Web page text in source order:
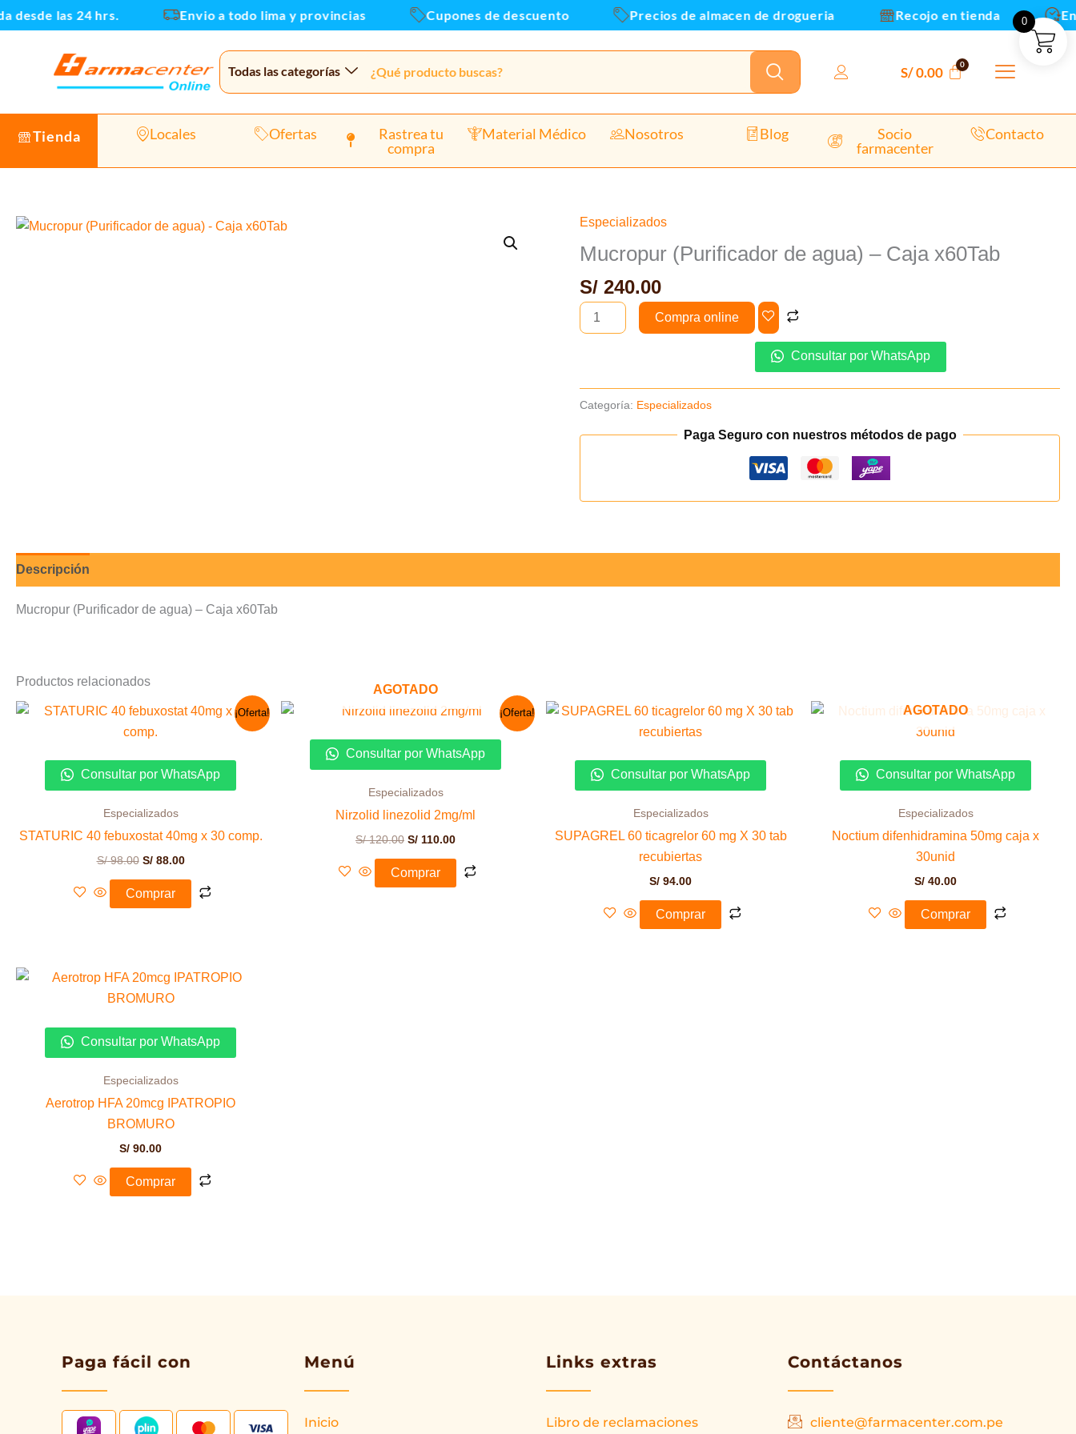
Ir
al
las 24 hrs. Envio a todo lima y provincias Cupones de descuento Precios de almacen de drogueria Recojo en tienda
Todas las categorías S/0.00
Tienda Locales Ofertas
Rastrea tu
compra
Material Médico Nosotros Blog
Socio
farmacenter
Contacto
Especializados
Mucropur (Purificador de agua) – Caja x60Tab
S/ 240.00
Mucropur
(Purificador
agua)
-
Caja
Compra online
Consultar por WhatsApp
Categoría: Especializados
Paga Seguro con nuestros métodos de pago
Descripción
Mucropur (Purificador de agua) – Caja x60Tab
Productos relacionados
¡Oferta!
Consultar por WhatsApp
Especializados
STATURIC 40 febuxostat 40mg x 30 comp.
S/98.00
El
original
S/88.00
El
precio
Comprar
¡Oferta!
AGOTADO
Consultar por WhatsApp
Especializados
Nirzolid linezolid 2mg/ml
S/120.00
El
era:
S/ 110.00
El
precio
es:
Comprar
Consultar por WhatsApp
Especializados
SUPAGREL 60 ticagrelor 60 mg X 30 tab
recubiertas
S/ 94.00
Comprar
AGOTADO
Consultar por WhatsApp
Especializados
Noctium difenhidramina 50mg caja x
30unid
S/ 40.00
Comprar
Consultar por WhatsApp
Especializados
Aerotrop HFA 20mcg IPATROPIO
BROMURO
S/ 90.00
Comprar
Paga fácil con Menú
Inicio
Links extras
Libro de reclamaciones
Contáctanos
cliente@farmacenter.com.pe
0